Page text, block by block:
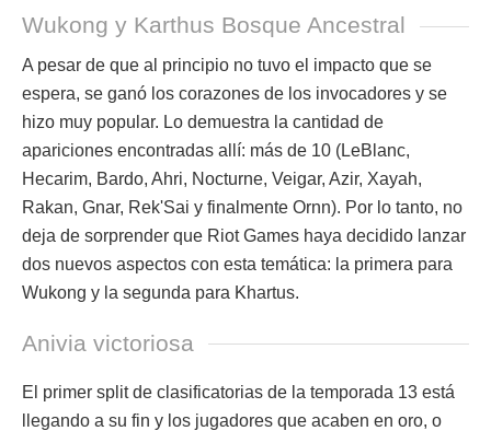
Wukong y Karthus Bosque Ancestral
A pesar de que al principio no tuvo el impacto que se
espera, se ganó los corazones de los invocadores y se
hizo muy popular. Lo demuestra la cantidad de
apariciones encontradas allí: más de 10 (LeBlanc,
Hecarim, Bardo, Ahri, Nocturne, Veigar, Azir, Xayah,
Rakan, Gnar, Rek'Sai y finalmente Ornn). Por lo tanto, no
deja de sorprender que Riot Games haya decidido lanzar
dos nuevos aspectos con esta temática: la primera para
Wukong y la segunda para Khartus.
Anivia victoriosa
El primer split de clasificatorias de la temporada 13 está
llegando a su fin y los jugadores que acaben en oro, o